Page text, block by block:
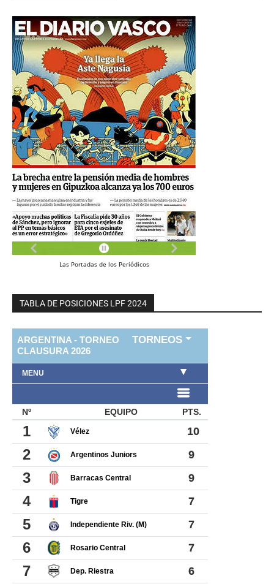
Las Portadas de los Periódicos
TABLA DE POSICIONES LPF 2024